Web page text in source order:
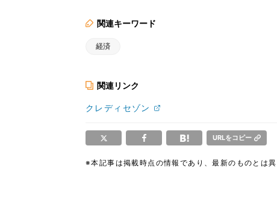
関連キーワード
経済
関連リンク
クレディセゾン
URLをコピー
※本記事は掲載時点の情報であり、最新のものとは